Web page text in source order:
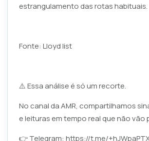
estrangulamento das rotas habituais.
Fonte: Lloyd list
⚠️ Essa análise é só um recorte.
No canal da AMR, compartilhamos
e leituras em tempo real que não vão
👉 Telegram: https://t.me/